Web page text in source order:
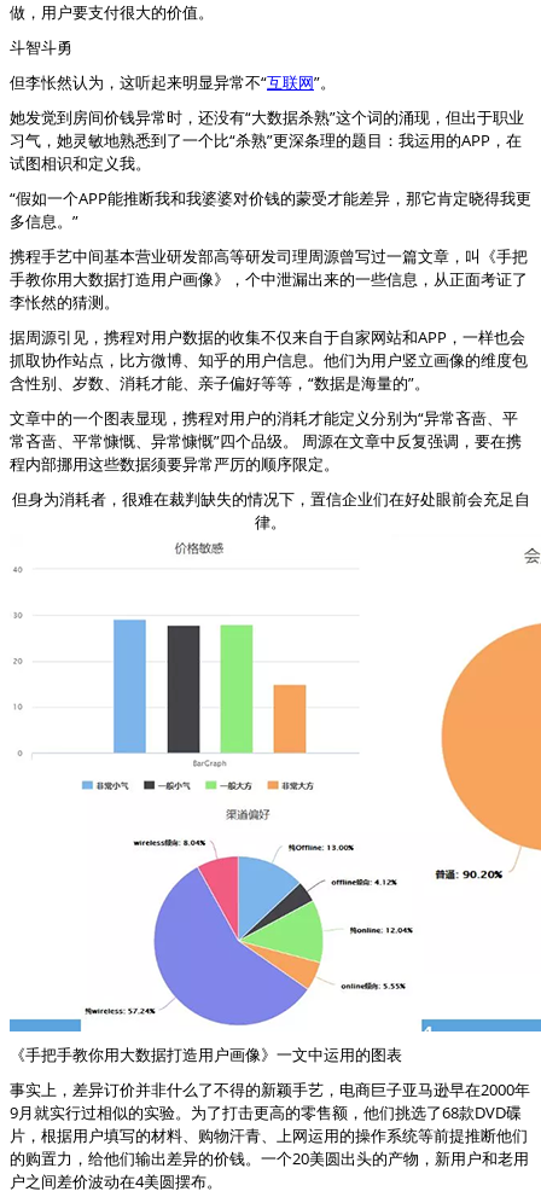
做，用户要支付很大的价值。
斗智斗勇
但李怅然认为，这听起来明显异常不“互联网”。
她发觉到房间价钱异常时，还没有“大数据杀熟”这个词的涌现，但出于职业
习气，她灵敏地熟悉到了一个比“杀熟”更深条理的题目：我运用的APP，在
试图相识和定义我。
“假如一个APP能推断我和我婆婆对价钱的蒙受才能差异，那它肯定晓得我更
多信息。”
携程手艺中间基本营业研发部高等研发司理周源曾写过一篇文章，叫《手把
手教你用大数据打造用户画像》，个中泄漏出来的一些信息，从正面考证了
李怅然的猜测。
据周源引见，携程对用户数据的收集不仅来自于自家网站和APP，一样也会
抓取协作站点，比方微博、知乎的用户信息。他们为用户竖立画像的维度包
含性别、岁数、消耗才能、亲子偏好等等，“数据是海量的”。
文章中的一个图表显现，携程对用户的消耗才能定义分别为“异常吝啬、平
常吝啬、平常慷慨、异常慷慨”四个品级。 周源在文章中反复强调，要在携
程内部挪用这些数据须要异常严厉的顺序限定。
但身为消耗者，很难在裁判缺失的情况下，置信企业们在好处眼前会充足自
律。
《手把手教你用大数据打造用户画像》一文中运用的图表
事实上，差异订价并非什么了不得的新颖手艺，电商巨子亚马逊早在2000年
9月就实行过相似的实验。为了打击更高的零售额，他们挑选了68款DVD碟
片，根据用户填写的材料、购物汗青、上网运用的操作系统等前提推断他们
的购置力，给他们输出差异的价钱。一个20美圆出头的产物，新用户和老用
户之间差价波动在4美圆摆布。